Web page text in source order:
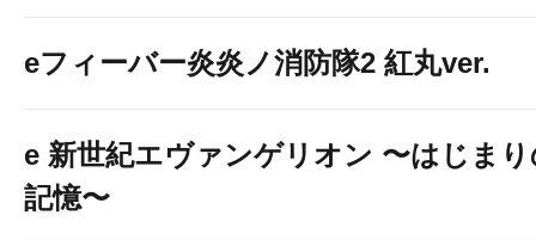
eフィーバー炎炎ノ消防隊2 紅丸ver.
e 新世紀エヴァンゲリオン 〜はじま
記憶〜